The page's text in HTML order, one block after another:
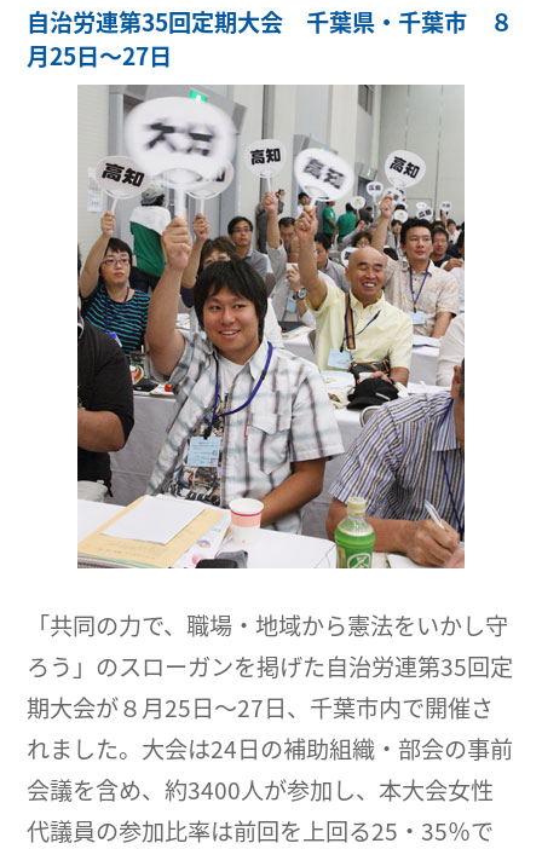
自治労連第35回定期大会 千葉県・千葉市 ８
月25日～27日
「共同の力で、職場・地域から憲法をいかし守
ろう」のスローガンを掲げた自治労連第35回定
期大会が８月25日～27日、千葉市内で開催さ
れました。大会は24日の補助組織・部会の事前
会議を含め、約3400人が参加し、本大会女性
代議員の参加比率は前回を上回る25・35％で